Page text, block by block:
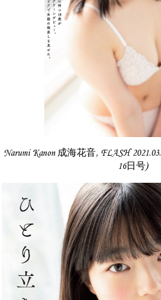
Narumi Kanon 成海花音, FLASH
16日号)